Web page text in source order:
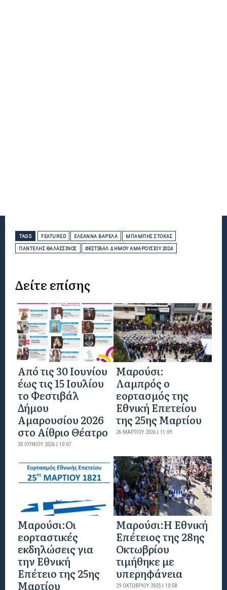
TAGS FEATURED ΕΛΕΆΝΝΑ ΒΑΡΕΛΆ
ΜΠΆΜΠΗΣ ΣΤΌΚΑΣ
ΠΑΝΤΕΛΉΣ ΘΑΛΑΣΣΙΝΌΣ
ΦΕΣΤΙΒΆΛ ΔΉΜΟΥ ΑΜΑΡΟΥΣΊΟΥ 2024
Δείτε επίσης
Από τις 30 Ιουνίου
έως τις 15 Ιουλίου
το Φεστιβάλ
Δήμου
Αμαρουσίου 2026
στο Αίθριο Θέατρο
30 ΙΟΥΝΊΟΥ 2026 | 10:07
Μαρούσι:
Λαμπρός ο
εορτασμός της
Εθνική Επετείου
της 25ης Μαρτίου
26 ΜΑΡΤΊΟΥ 2026 | 11:09
Μαρούσι:Οι
εορταστικές
εκδηλώσεις για
την Εθνική
Επέτειο της 25ης
Μαρτίου
Μαρούσι:H Εθνική
Επέτειος της 28ης
Οκτωβρίου
τιμήθηκε με
υπερηφάνεια
29 ΟΚΤΩΒΡΊΟΥ 2025 | 10:58